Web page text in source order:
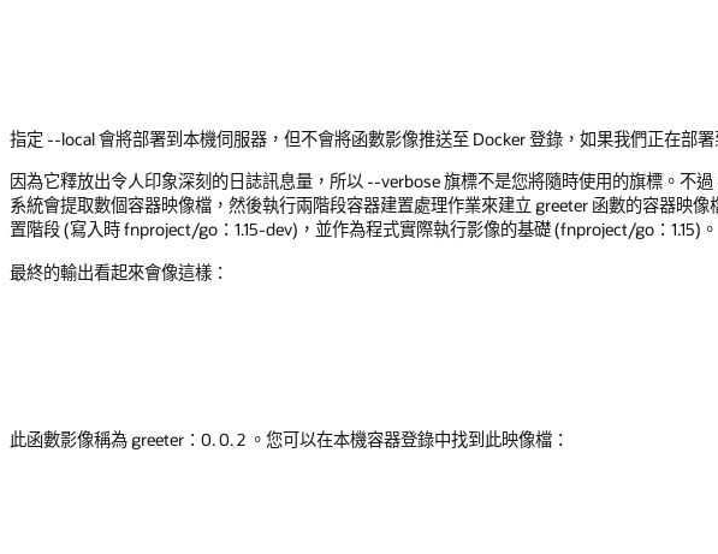
指定 --local 會將部署到本機伺服器，但不會將函數影像推送至 Docker 登錄，如果我們正在部
因為它釋放出令人印象深刻的日誌訊息量，所以 --verbose 旗標不是您將隨時使用的旗標。不
系統會提取數個容器映像檔，然後執行兩階段容器建置處理作業來建立 greeter 函數的容器映
置階段 (寫入時 fnproject/go：1.15-dev)，並作為程式實際執行影像的基礎 (fnproject/go：1.15)。
最終的輸出看起來會像這樣：
此函數影像稱為 greeter：0. 0. 2 。您可以在本機容器登錄中找到此映像檔：